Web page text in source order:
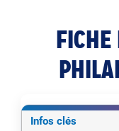
FICHE